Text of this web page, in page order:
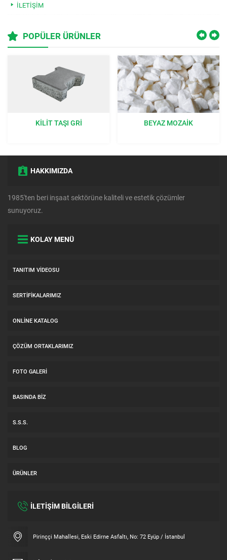
İLETIŞIM
POPÜLER ÜRÜNLER
BEYAZ MOZAIK
ÇIM TAŞI GRI 40X60X8
HAKKIMIZDA
1985'ten beri inşaat sektörüne kaliteli ve estetik çözümler
sunuyoruz.
KOLAY MENÜ
TANITIM VIDEOSU
SERTIFIKALARIMIZ
ONLINE KATALOG
ÇÖZÜM ORTAKLARIMIZ
FOTO GALERI
BASINDA BIZ
S.S.S.
BLOG
ÜRÜNLER
İLETİŞİM BİLGİLERİ
Pirinççi Mahallesi, Eski Edirne Asfaltı, No: 72 Eyüp / İstanbul